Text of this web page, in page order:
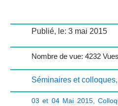
Publié, le: 3 mai 2015
Nombre de vue: 4232 Vues
Séminaires et colloques,
03 et 04 Mai 2015,